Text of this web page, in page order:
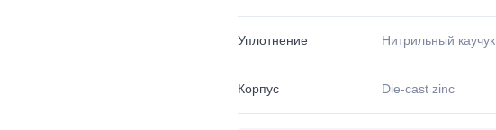
Уплотнение Нитрильный каучук
Корпус Die-cast zinc